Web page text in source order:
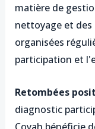
matière de
nettoyage et
organisées
participation et
Retombées
diagnostic